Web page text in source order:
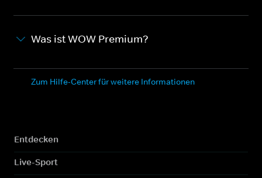
Was ist WOW Premium?
Zum Hilfe-Center für weitere Informationen
Entdecken
Live-Sport